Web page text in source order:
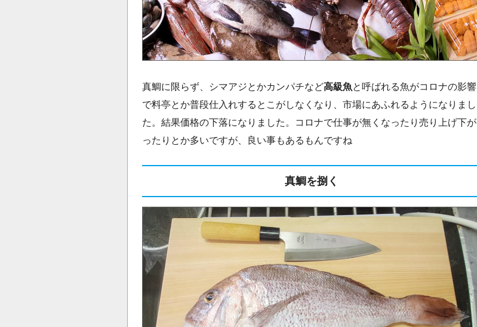
真鯛に限らず、シマアジとかカンパチなど高級魚と呼ばれる魚がコロナの影響
で料亭とか普段仕入れするとこがしなくなり、市場にあふれるようになりまし
た。結果価格の下落になりました。コロナで仕事が無くなったり売り上げ下が
ったりとか多いですが、良い事もあるもんですね
真鯛を捌く